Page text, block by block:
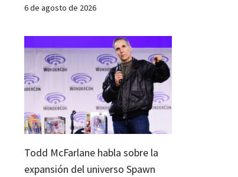
6 de agosto de 2026
Todd McFarlane habla sobre la
expansión del universo Spawn